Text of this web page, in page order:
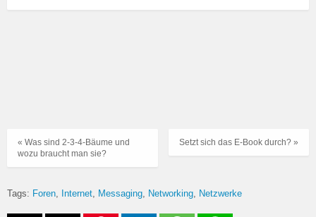
Setzt sich das E-Book durch? »
« Was sind 2-3-4-Bäume und
wozu braucht man sie?
Tags: Foren Internet Messaging Networking Netzwerke